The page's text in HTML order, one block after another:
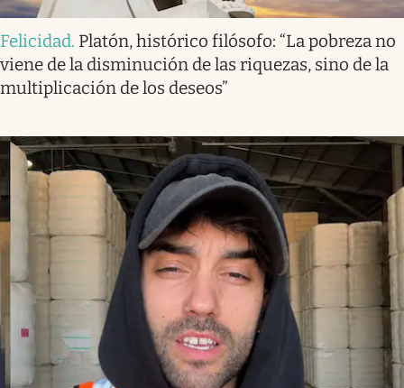
Felicidad. Platón, histórico filósofo: “La pobreza no
viene de la disminución de las riquezas, sino de la
multiplicación de los deseos”